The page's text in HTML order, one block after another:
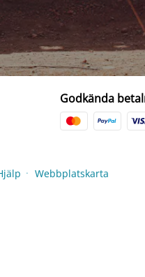
Godkända
● Webbplatskarta